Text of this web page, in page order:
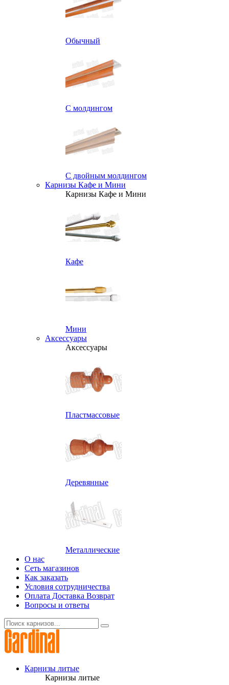
Обычный
С молдингом
С двойным молдингом
Карнизы Кафе и Мини
Карнизы Кафе и Мини
Кафе
Мини
Аксессуары
Аксессуары
Пластмассовые
Деревянные
Металлические
О нас
Сеть магазинов
Как заказать
Условия сотрудничества
Оплата Доставка Возврат
Вопросы и ответы
Карнизы литые
Карнизы литые